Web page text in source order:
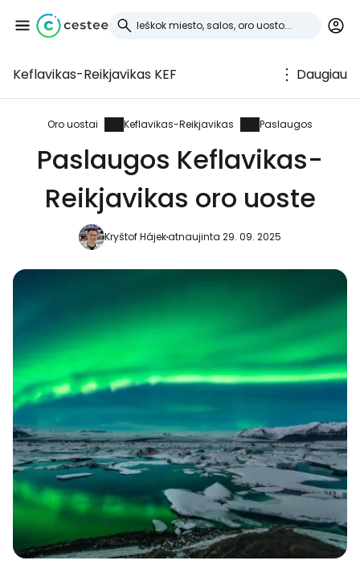
Keflavikas-Reikjavikas KEF Daugiau
Oro uostai Keflavikas-Reikjavikas Paslaugos
Paslaugos Keflavikas-
Reikjavikas oro uoste
Kryštof Hájekatnaujinta 29. 09. 2025
Prisijunkite prie
Cestee
... pasaulinė kelionių bendruomenė